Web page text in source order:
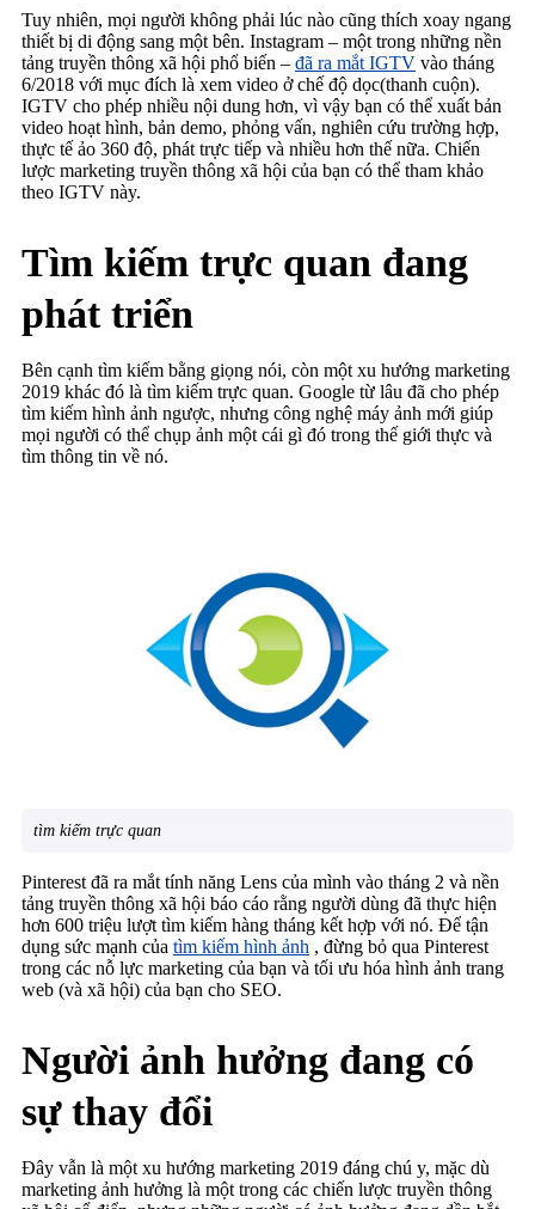
Tuy nhiên, mọi người không phải lúc nào cũng thích xoay ngang
thiết bị di động sang một bên. Instagram – một trong những nền
tảng truyền thông xã hội phổ biến – đã ra mắt IGTV vào tháng
6/2018 với mục đích là xem video ở chế độ dọc(thanh cuộn).
IGTV cho phép nhiều nội dung hơn, vì vậy bạn có thể xuất bản
video hoạt hình, bản demo, phỏng vấn, nghiên cứu trường hợp,
thực tế ảo 360 độ, phát trực tiếp và nhiều hơn thế nữa. Chiến
lược marketing truyền thông xã hội của bạn có thể tham khảo
theo IGTV này.
Tìm kiếm trực quan đang
phát triển
Bên cạnh tìm kiếm bằng giọng nói, còn một xu hướng marketing
2019 khác đó là tìm kiếm trực quan. Google từ lâu đã cho phép
tìm kiếm hình ảnh ngược, nhưng công nghệ máy ảnh mới giúp
mọi người có thể chụp ảnh một cái gì đó trong thế giới thực và
tìm thông tin về nó.
tìm kiếm trực quan
Pinterest đã ra mắt tính năng Lens của mình vào tháng 2 và nền
tảng truyền thông xã hội báo cáo rằng người dùng đã thực hiện
hơn 600 triệu lượt tìm kiếm hàng tháng kết hợp với nó. Để tận
dụng sức mạnh của tìm kiếm hình ảnh , đừng bỏ qua Pinterest
trong các nỗ lực marketing của bạn và tối ưu hóa hình ảnh trang
web (và xã hội) của bạn cho SEO.
Người ảnh hưởng đang có
sự thay đổi
Đây vẫn là một xu hướng marketing 2019 đáng chú y, mặc dù
marketing ảnh hưởng là một trong các chiến lược truyền thông